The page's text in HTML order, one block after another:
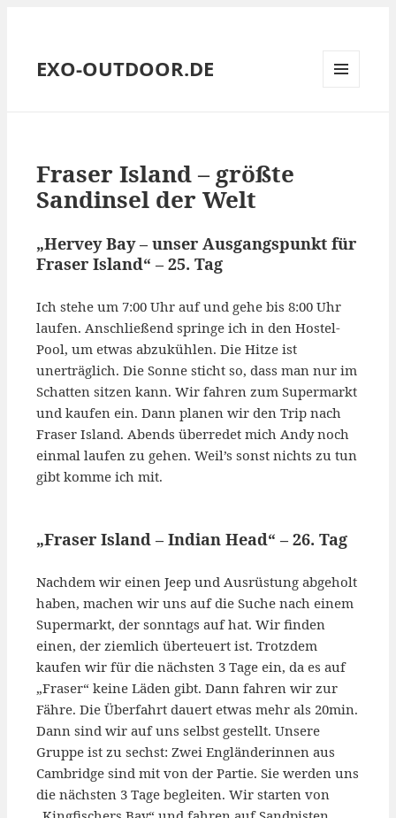
EXO-OUTDOOR.DE
Fraser Island – größte
Sandinsel der Welt
„Hervey Bay – unser Ausgangspunkt für
Fraser Island“ – 25. Tag
Ich stehe um 7:00 Uhr auf und gehe bis 8:00 Uhr
laufen. Anschließend springe ich in den Hostel-
Pool, um etwas abzukühlen. Die Hitze ist
unerträglich. Die Sonne sticht so, dass man nur im
Schatten sitzen kann. Wir fahren zum Supermarkt
und kaufen ein. Dann planen wir den Trip nach
Fraser Island. Abends überredet mich Andy noch
einmal laufen zu gehen. Weil’s sonst nichts zu tun
gibt komme ich mit.
„Fraser Island – Indian Head“ – 26. Tag
Nachdem wir einen Jeep und Ausrüstung abgeholt
haben, machen wir uns auf die Suche nach einem
Supermarkt, der sonntags auf hat. Wir finden
einen, der ziemlich überteuert ist. Trotzdem
kaufen wir für die nächsten 3 Tage ein, da es auf
„Fraser“ keine Läden gibt. Dann fahren wir zur
Fähre. Die Überfahrt dauert etwas mehr als 20min.
Dann sind wir auf uns selbst gestellt. Unsere
Gruppe ist zu sechst: Zwei Engländerinnen aus
Cambridge sind mit von der Partie. Sie werden uns
die nächsten 3 Tage begleiten. Wir starten von